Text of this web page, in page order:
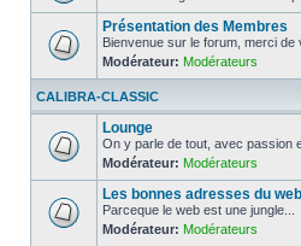
Présentation des Membres
Bienvenue sur le forum, merci de
Modérateur: Modérateurs
CALIBRA-CLASSIC
Lounge
On y parle de tout, avec passion
Modérateur: Modérateurs
Les bonnes adresses du web
Parceque le web est une jungle...
Modérateur: Modérateurs